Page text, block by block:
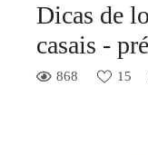
Dicas de
casais -
868 15